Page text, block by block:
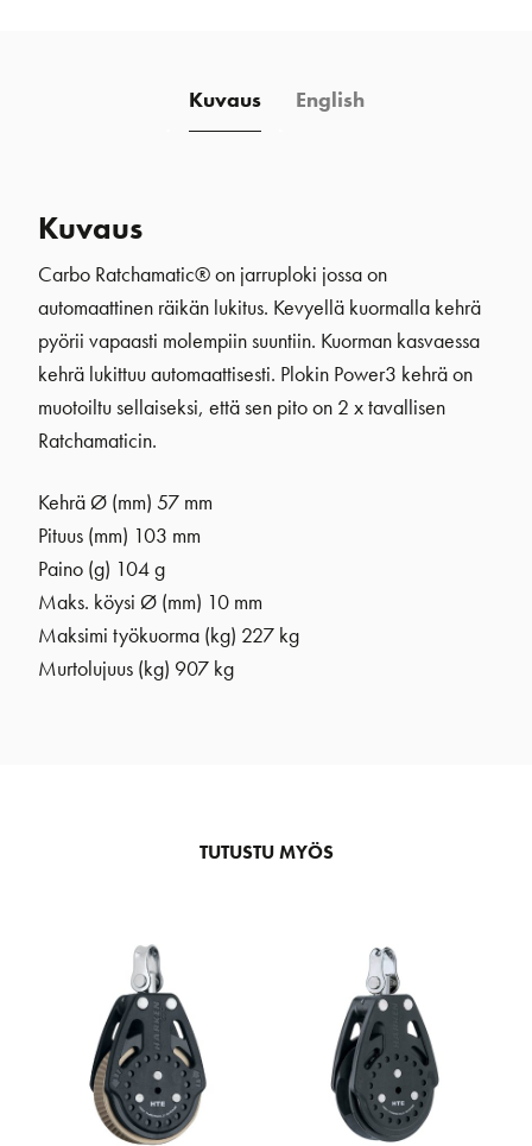
Kuvaus English
Kuvaus
Carbo Ratchamatic® on jarruploki jossa on
automaattinen räikän lukitus. Kevyellä kuormalla kehrä
pyörii vapaasti molempiin suuntiin. Kuorman kasvaessa
kehrä lukittuu automaattisesti. Plokin Power3 kehrä on
muotoiltu sellaiseksi, että sen pito on 2 x tavallisen
Ratchamaticin.
Kehrä Ø (mm) 57 mm
Pituus (mm) 103 mm
Paino (g) 104 g
Maks. köysi Ø (mm) 10 mm
Maksimi työkuorma (kg) 227 kg
Murtolujuus (kg) 907 kg
TUTUSTU MYÖS